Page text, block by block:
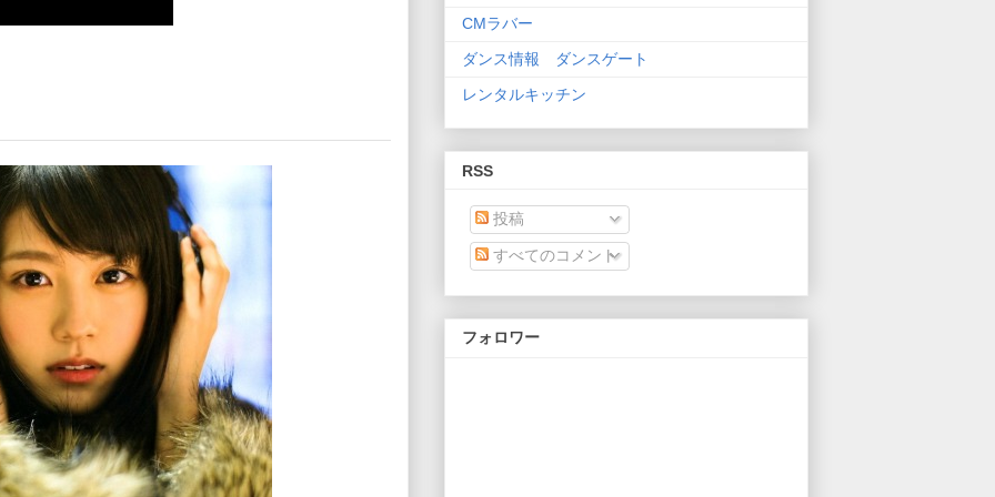
CMラバー
ダンス情報 ダンスゲート
レンタルキッチン
RSS
投稿
すべてのコメント
フォロワー